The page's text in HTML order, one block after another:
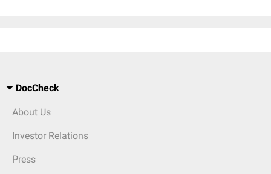
DocCheck
About Us
Investor Relations
Press